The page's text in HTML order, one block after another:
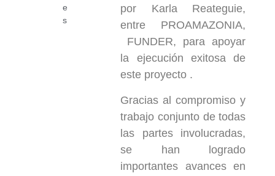
e
s
por Karla Reateguie,
entre PROAMAZONIA,
FUNDER, para apoyar
la ejecución exitosa de
este proyecto .
Gracias al compromiso y
trabajo conjunto de todas
las partes involucradas,
se han logrado
importantes avances en